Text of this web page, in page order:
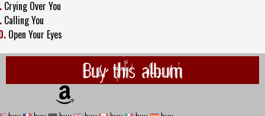
Crying Over You
Calling You
Open Your Eyes
Buy this album